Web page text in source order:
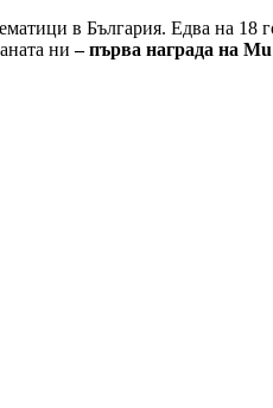
в България. Едва на 18
ни– първа награда на